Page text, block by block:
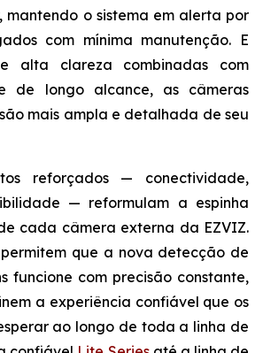
mantendo o sistema em alerta por
com mínima manutenção. E
alta clareza combinadas com
de longo alcance, as câmeras
mais ampla e detalhada de seu
reforçados — conectividade,
— reformulam a espinha
cada câmera externa da EZVIZ.
permitem que a nova detecção de
funcione com precisão constante,
a experiência confiável que os
ao longo de toda a linha de